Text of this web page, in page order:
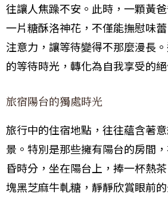
往讓人焦躁不安。此時，一顆黃
一片糖酥洛神花，不僅能撫慰味
注意力，讓等待變得不那麼漫長
的等待時光，轉化為自我享受的絕
旅宿陽台的獨處時光
旅行中的住宿地點，往往蘊含著
景。特別是那些擁有陽台的房間
昏時分，坐在陽台上，捧一杯熱
塊黑芝麻牛軋糖，靜靜欣賞眼前